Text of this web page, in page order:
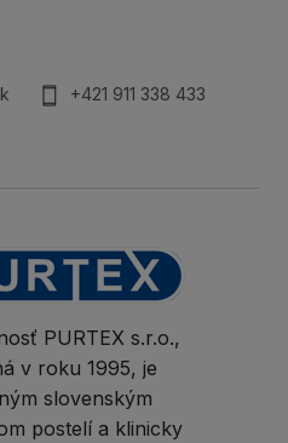
+421 911 338 433
PURTEX s.r.o.,
v roku 1995, je
slovenským
postelí a klinicky